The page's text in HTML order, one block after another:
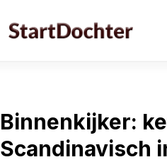
Binnenkijker:
Scandinavisch